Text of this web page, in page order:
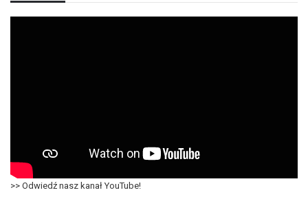
>> Odwiedź nasz kanał YouTube!